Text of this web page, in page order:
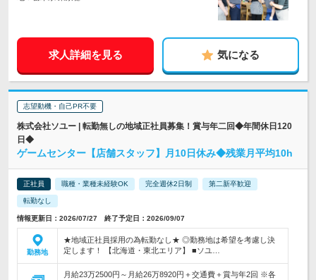
求人詳細を見る 気になる
志望動機・自己PR不要
株式会社ソユー | 転勤無しの地域正社員募集！賞与年二回◆年間休日120
日◆
ゲームセンター【店舗スタッフ】月10日休み◆残業月平均10h
正社員 職種・業種未経験OK 完全週休2日制 第二新卒歓迎
転勤なし
情報更新日：2026/07/27 終了予定日：2026/09/07
勤務地
★地域正社員採用の為転勤なし★ ◎勤務地は希望を考慮し決
定します！ 【北海道・東北エリア】 ■ソユ…
月給23万2500円～月給26万8920円＋交通費＋賞与年2回 ※各